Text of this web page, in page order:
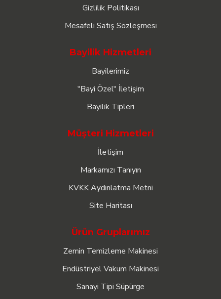
Gizlilik Politikası
Mesafeli Satış Sözleşmesi
Bayilik Hizmetleri
Bayilerimiz
"Bayi Özel" İletişim
Bayilik Tipleri
Müşteri Hizmetleri
İletişim
Markamızı Tanıyın
KVKK Aydınlatma Metni
Site Haritası
Ürün Gruplarımız
Zemin Temizleme Makinesi
Endüstriyel Vakum Makinesi
Sanayi Tipi Süpürge